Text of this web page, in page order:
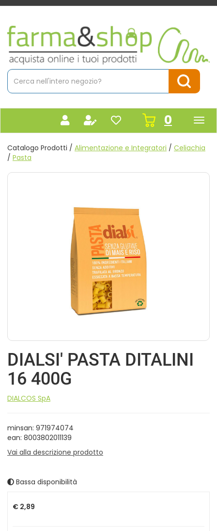
Passa
contenuto
principale
Farmacia
Massaro
Cerca
Prodotto
Cerca
0inseriti
Catalogo Prodotti / Alimentazione e Integratori / Celiachia
/ Pasta
DIALSI' PASTA DITALINI
16 400G
DIALCOS SpA
minsan: 971974074
ean: 8003802011139
Vai alla descrizione prodotto
Bassa disponibilità
€ 2,89